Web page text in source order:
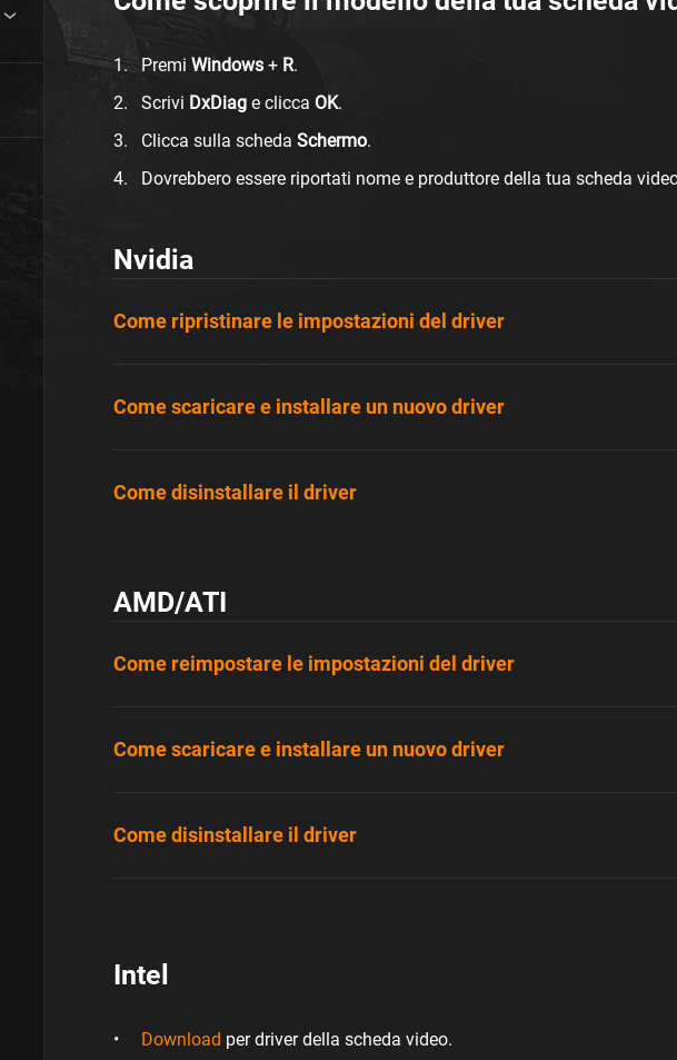
PremiWindows + R.
Scrivi DxDiag e clicca OK.
Clicca sulla schedaSchermo.
Dovrebbero essere riportati nome e produttore della tua scheda
Nvidia
Come ripristinare le impostazioni del driver
Come scaricare e installare un nuovo driver
Come disinstallare il driver
AMD/ATI
Come reimpostare le impostazioni del driver
Come scaricare e installare un nuovo driver
Come disinstallare il driver
Intel
Download per driver della scheda video.